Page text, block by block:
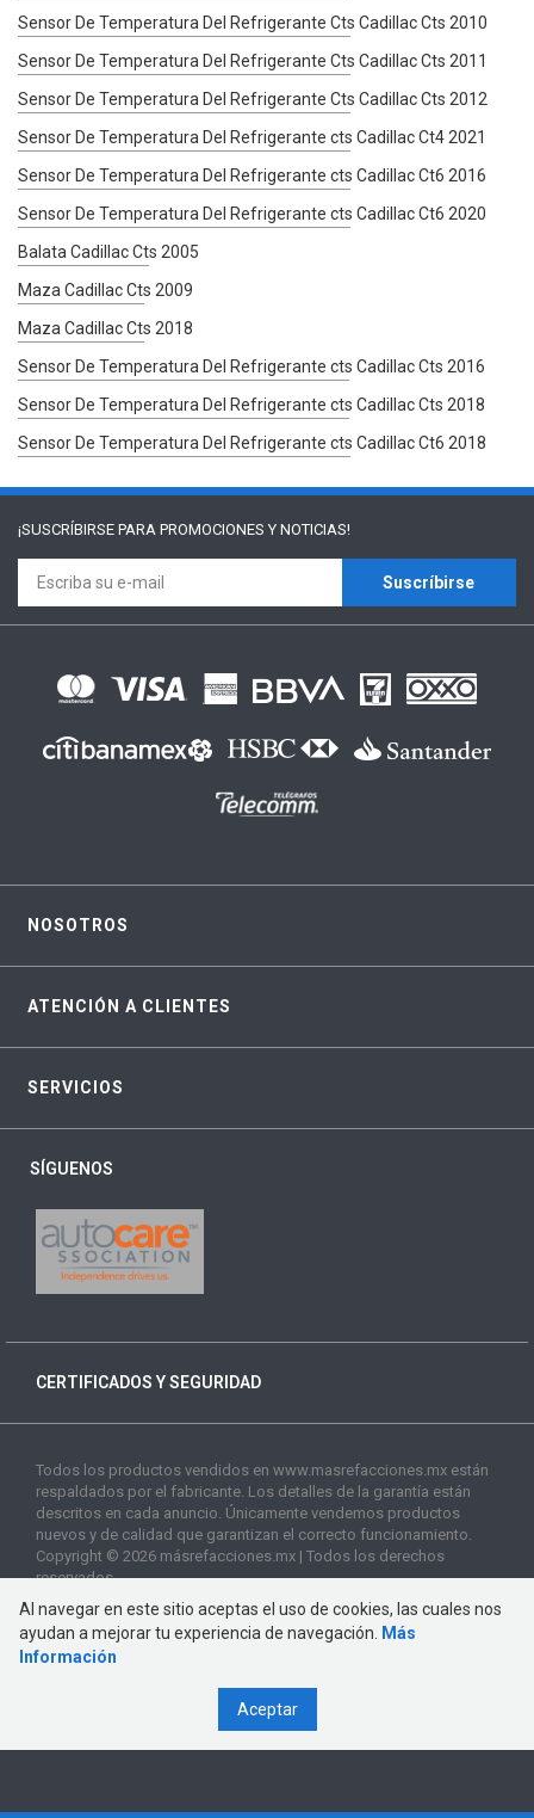
Sensor De Temperatura Del Refrigerante Cts Cadillac Cts 2010
Sensor De Temperatura Del Refrigerante Cts Cadillac Cts 2011
Sensor De Temperatura Del Refrigerante Cts Cadillac Cts 2012
Sensor De Temperatura Del Refrigerante cts Cadillac Ct4 2021
Sensor De Temperatura Del Refrigerante cts Cadillac Ct6 2016
Sensor De Temperatura Del Refrigerante cts Cadillac Ct6 2020
Balata Cadillac Cts 2005
Maza Cadillac Cts 2009
Maza Cadillac Cts 2018
Sensor De Temperatura Del Refrigerante cts Cadillac Cts 2016
Sensor De Temperatura Del Refrigerante cts Cadillac Cts 2018
Sensor De Temperatura Del Refrigerante cts Cadillac Ct6 2018
¡SUSCRÍBIRSE PARA PROMOCIONES Y NOTICIAS!
Suscríbirse
NOSOTROS
ATENCIÓN A CLIENTES
SERVICIOS
SÍGUENOS
CERTIFICADOS Y SEGURIDAD
Todos los productos vendidos en www.masrefacciones.mx están
respaldados por el fabricante. Los detalles de la garantía están
descritos en cada anuncio. Únicamente vendemos productos
nuevos y de calidad que garantizan el correcto funcionamiento.
Copyright © 2026 másrefacciones.mx | Todos los derechos
reservados
Al navegar en este sitio aceptas el uso de cookies, las cuales nos
ayudan a mejorar tu experiencia de navegación.
Más
Información
Aceptar